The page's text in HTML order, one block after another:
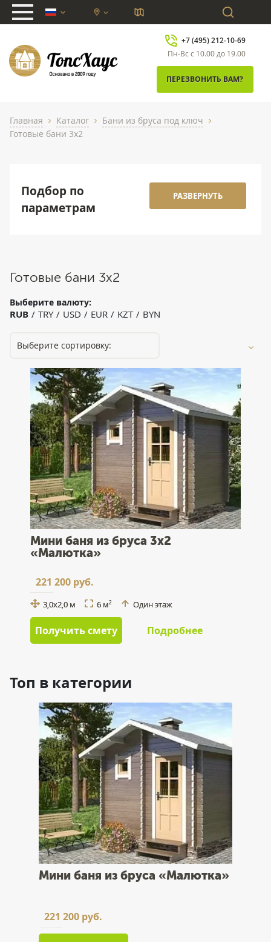
chevron_down
+7 (495) 212-10-69
Пн-Вс с 10.00 до 19.00
ПЕРЕЗВОНИТЬ ВАМ?
Главная chevron_right Каталог chevron_right Бани из бруса под ключ chevron_right
Готовые бани 3x2
Подбор по
параметрам
РАЗВЕРНУТЬ
Готовые бани 3x2
Выберите валюту:
RUB TRY USD EUR KZT BYN
Мини баня из бруса 3x2
«Малютка»
221 200 руб.
3,0x2,0 м 6 м2 Один этаж
Получить смету Подробнее
Топ в категории
Мини баня из бруса «Малютка»
221 200 руб.